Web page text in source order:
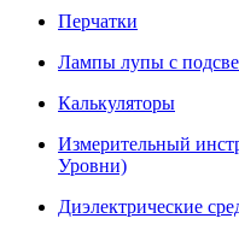
Перчатки
Лампы лупы с
Калькуляторы
Измерительный
Уровни)
Диэлектрические